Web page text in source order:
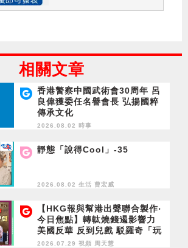
相關文章
香港警察中國武術會30周年 呂
良偉獲委任名譽會長 弘揚國粹
傳承文化
2026.08.02 時事
靜態「說得Cool」-35
2026.08.02 生活 曹宏威
【HKG報與幫港出聲聯合製作‧
今日焦點】轉軚燒錢遏影響力
美國反華 反到兒戲 駁羅奇「玩
完論」 香港唔靠中國 唔通靠美
2026.07.29 視頻 周天慧